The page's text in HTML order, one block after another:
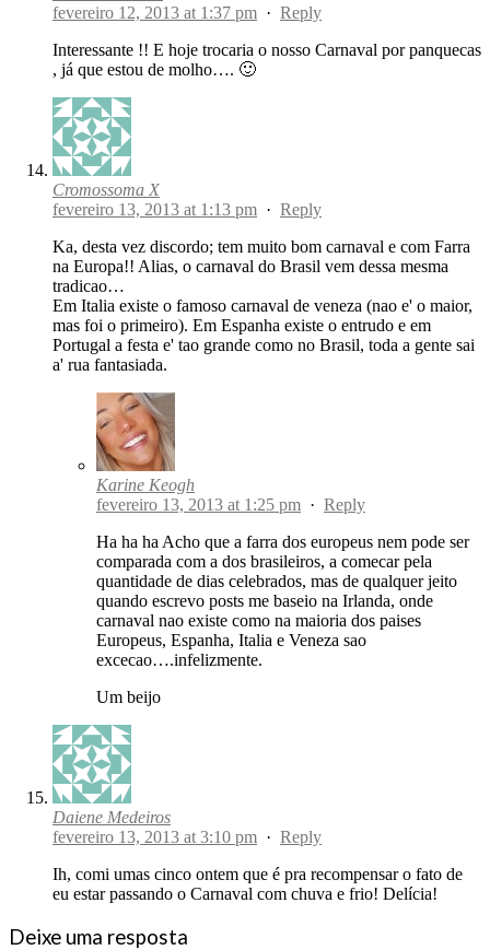
fevereiro 12, 2013 at 1:37 pm · Reply
Interessante !! E hoje trocaria o nosso Carnaval por panquecas
, já que estou de molho…. 🙂
Cromossoma X
fevereiro 13, 2013 at 1:13 pm · Reply
Ka, desta vez discordo; tem muito bom carnaval e com Farra
na Europa!! Alias, o carnaval do Brasil vem dessa mesma
tradicao…
Em Italia existe o famoso carnaval de veneza (nao e' o maior,
mas foi o primeiro). Em Espanha existe o entrudo e em
Portugal a festa e' tao grande como no Brasil, toda a gente sai
a' rua fantasiada.
Karine Keogh
fevereiro 13, 2013 at 1:25 pm · Reply
Ha ha ha Acho que a farra dos europeus nem pode ser
comparada com a dos brasileiros, a comecar pela
quantidade de dias celebrados, mas de qualquer jeito
quando escrevo posts me baseio na Irlanda, onde
carnaval nao existe como na maioria dos paises
Europeus, Espanha, Italia e Veneza sao
excecao….infelizmente.
Um beijo
Daiene Medeiros
fevereiro 13, 2013 at 3:10 pm · Reply
Ih, comi umas cinco ontem que é pra recompensar o fato de
eu estar passando o Carnaval com chuva e frio! Delícia!
Deixe uma resposta